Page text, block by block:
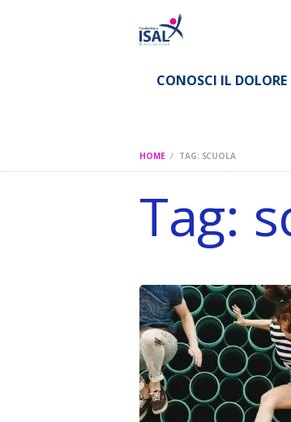
CONOSCI IL DOLORE
HOME TAG: SCUOLA
Tag: